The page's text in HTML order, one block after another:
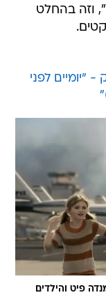
"גודזילה", וזה בהחלט
"יומיים לפני
פיט והילדים